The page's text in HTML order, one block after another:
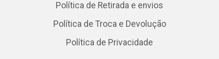
Política de Retirada e envios
Política de Troca e Devolução
Política de Privacidade